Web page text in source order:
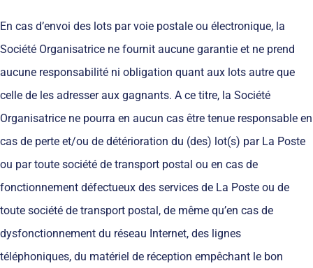
En cas d’envoi des lots par voie postale ou électronique, la
Société Organisatrice ne fournit aucune garantie et ne prend
aucune responsabilité ni obligation quant aux lots autre que
celle de les adresser aux gagnants. A ce titre, la Société
Organisatrice ne pourra en aucun cas être tenue responsable en
cas de perte et/ou de détérioration du (des) lot(s) par La Poste
ou par toute société de transport postal ou en cas de
fonctionnement défectueux des services de La Poste ou de
toute société de transport postal, de même qu’en cas de
dysfonctionnement du réseau Internet, des lignes
téléphoniques, du matériel de réception empêchant le bon